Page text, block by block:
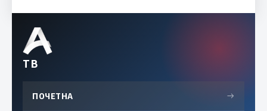
ТВ
ПОЧЕТНА →